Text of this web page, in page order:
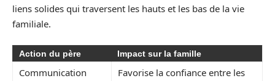
liens solides qui traversent les hauts et les bas de la vie
familiale.
Action du père Impact sur la famille
Communication
Favorise la confiance entre les